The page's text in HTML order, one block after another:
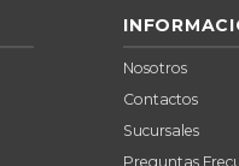
Nosotros
Contactos
Sucursales
Preguntas